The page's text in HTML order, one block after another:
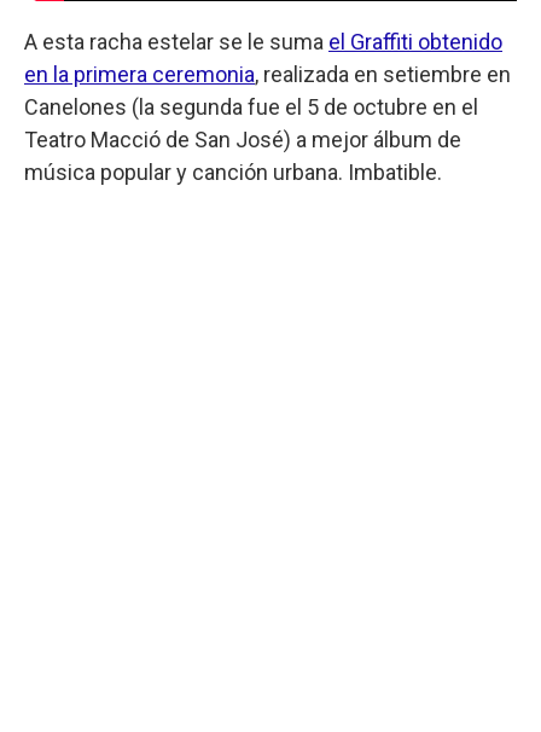
A esta racha estelar se le suma el Graffiti obtenido
en la primera ceremonia, realizada en setiembre en
Canelones (la segunda fue el 5 de octubre en el
Teatro Macció de San José) a mejor álbum de
música popular y canción urbana. Imbatible.